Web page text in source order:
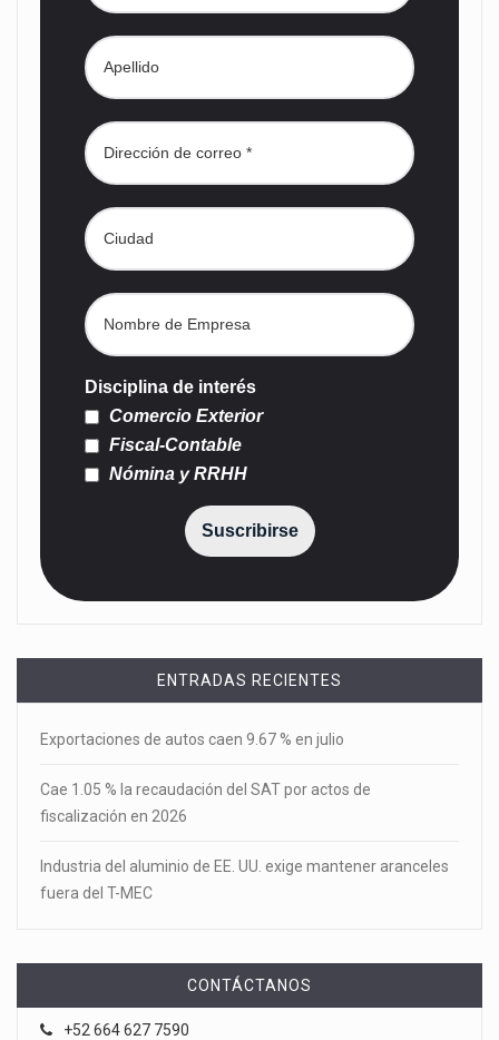
Disciplina de interés
Comercio Exterior
Fiscal-Contable
Nómina y RRHH
Suscribirse
ENTRADAS RECIENTES
Exportaciones de autos caen 9.67 % en julio
Cae 1.05 % la recaudación del SAT por actos de
fiscalización en 2026
Industria del aluminio de EE. UU. exige mantener aranceles
fuera del T-MEC
CONTÁCTANOS
+52 664 627 7590